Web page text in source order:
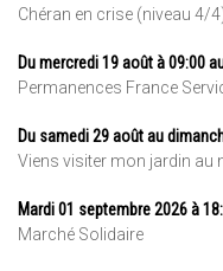
Chéran en crise (niveau 4/
Du mercredi 19 août à 09:00
Permanences France
Du samedi 29 août au
Viens visiter mon jardin au
Mardi 01 septembre 2026 à
Marché Solidaire